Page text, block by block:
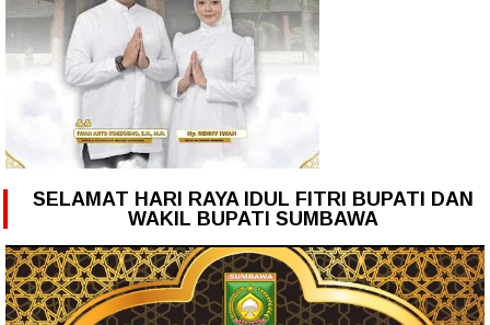
SELAMAT HARI RAYA IDUL FITRI BUPATI DAN
WAKIL BUPATI SUMBAWA